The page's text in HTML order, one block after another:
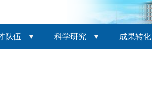
队伍 科学研究 成果转化